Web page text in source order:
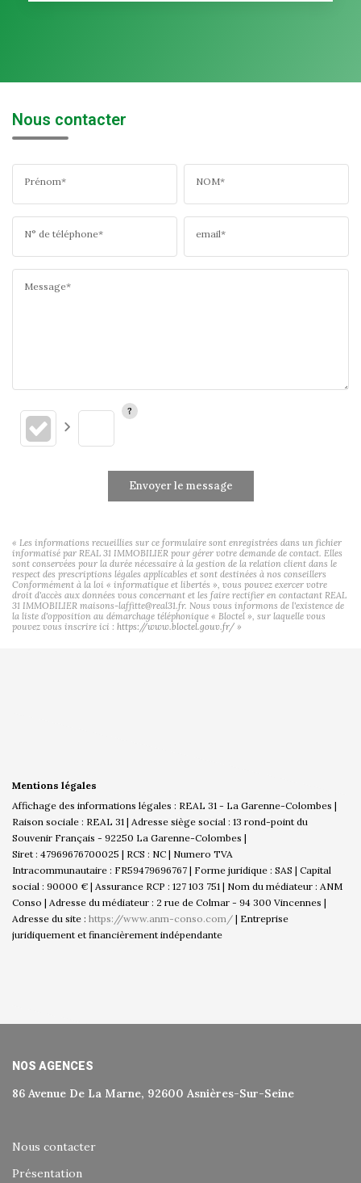
Nous contacter
Prénom* NOM*
N° de téléphone* email*
Message*
Envoyer le message
« Les informations recueillies sur ce formulaire sont enregistrées dans un fichier
informatisé par REAL 31 IMMOBILIER pour gérer votre demande de contact. Elles
sont conservées pour la durée nécessaire à la gestion de la relation client dans le
respect des prescriptions légales applicables et sont destinées à nos conseillers
Conformément à la loi « informatique et libertés », vous pouvez exercer votre
droit d'accès aux données vous concernant et les faire rectifier en contactant REAL
31 IMMOBILIER maisons-laffitte@real31.fr. Nous vous informons de l'existence de
la liste d'opposition au démarchage téléphonique « Bloctel », sur laquelle vous
pouvez vous inscrire ici : https://www.bloctel.gouv.fr/ »
Mentions légales
Affichage des informations légales : REAL 31 - La Garenne-Colombes |
Raison sociale : REAL 31 | Adresse siège social : 13 rond-point du
Souvenir Français - 92250 La Garenne-Colombes |
Siret : 47969676700025 | RCS : NC | Numero TVA
Intracommunautaire : FR59479696767 | Forme juridique : SAS | Capital
social : 90000 € | Assurance RCP : 127 103 751 | Nom du médiateur : ANM
Conso | Adresse du médiateur : 2 rue de Colmar - 94 300 Vincennes |
Adresse du site : https://www.anm-conso.com/ | Entreprise
juridiquement et financièrement indépendante
NOS AGENCES
86 Avenue De La Marne, 92600 Asnières-Sur-Seine
Nous contacter
Présentation